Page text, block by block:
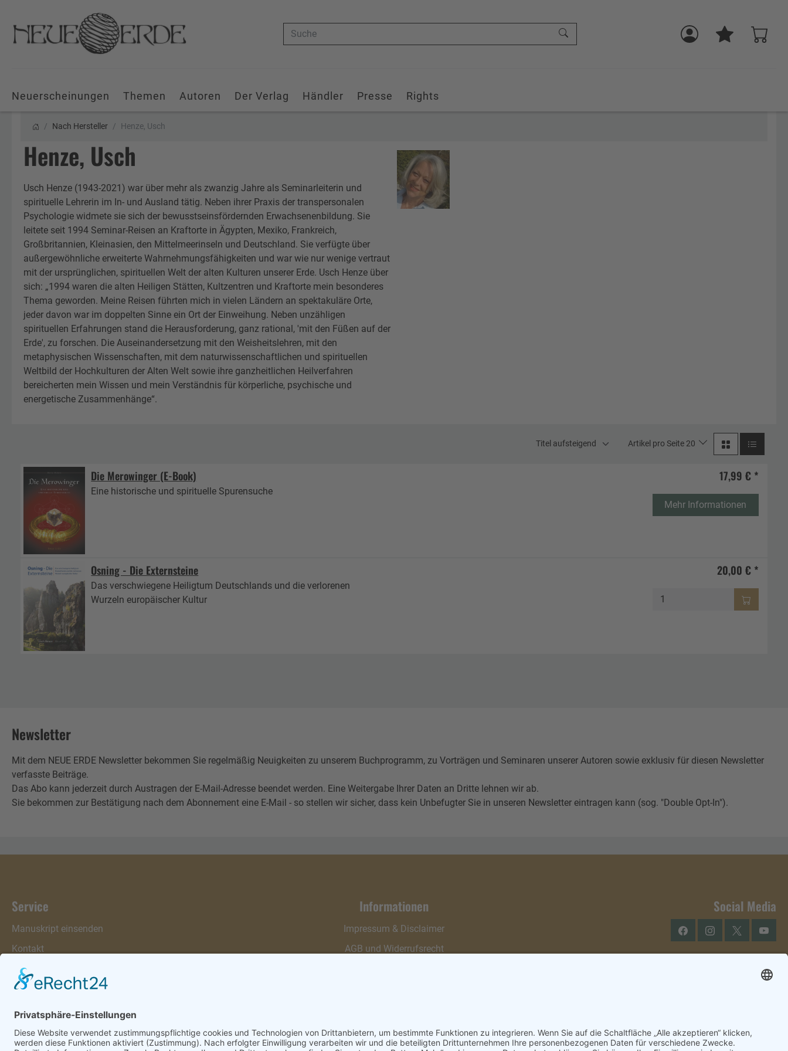
Suche
Neuerscheinungen Themen Autoren Der Verlag Händler Presse Rights
Nach Hersteller Henze, Usch
Henze, Usch
Usch Henze (1943-2021) war über mehr als zwanzig Jahre als Seminarleiterin und
spirituelle Lehrerin im In- und Ausland tätig. Neben ihrer Praxis der transpersonalen
Psychologie widmete sie sich der bewusstseinsfördernden Erwachsenenbildung. Sie
leitete seit 1994 Seminar-Reisen an Kraftorte in Ägypten, Mexiko, Frankreich,
Großbritannien, Kleinasien, den Mittelmeerinseln und Deutschland. Sie verfügte über
außergewöhnliche erweiterte Wahrnehmungsfähigkeiten und war wie nur wenige vertraut
mit der ursprünglichen, spirituellen Welt der alten Kulturen unserer Erde. Usch Henze über
sich: „1994 waren die alten Heiligen Stätten, Kultzentren und Kraftorte mein besonderes
Thema geworden. Meine Reisen führten mich in vielen Ländern an spektakuläre Orte,
jeder davon war im doppelten Sinne ein Ort der Einweihung. Neben unzähligen
spirituellen Erfahrungen stand die Herausforderung, ganz rational, 'mit den Füßen auf der
Erde', zu forschen. Die Auseinandersetzung mit den Weisheitslehren, mit den
metaphysischen Wissenschaften, mit dem naturwissenschaftlichen und spirituellen
Weltbild der Hochkulturen der Alten Welt sowie ihre ganzheitlichen Heilverfahren
bereicherten mein Wissen und mein Verständnis für körperliche, psychische und
energetische Zusammenhänge“.
Titel aufsteigend Artikel pro Seite 20
Die Merowinger (E-Book)
Eine historische und spirituelle Spurensuche
17,99 € *
Mehr Informationen
Osning - Die Externsteine
Das verschwiegene Heiligtum Deutschlands und die verlorenen
Wurzeln europäischer Kultur
20,00 € *
Newsletter
Mit dem NEUE ERDE Newsletter bekommen Sie regelmäßig Neuigkeiten zu unserem Buchprogramm, zu Vorträgen und Seminaren unserer Autoren sowie exklusiv für diesen Newsletter
verfasste Beiträge.
Das Abo kann jederzeit durch Austragen der E-Mail-Adresse beendet werden. Eine Weitergabe Ihrer Daten an Dritte lehnen wir ab.
Sie bekommen zur Bestätigung nach dem Abonnement eine E-Mail - so stellen wir sicher, dass kein Unbefugter Sie in unseren Newsletter eintragen kann (sog. "Double Opt-In").
Service
Manuskript einsenden
Kontakt
Warenkorb
Konto
Merkzettel
Mein Wunschzettel
Öffentlicher Wunschzettel
Informationen
Impressum & Disclaimer
AGB und Widerrufsrecht
Wie bestellen?
Social Media
FacebookInstagramTwitter